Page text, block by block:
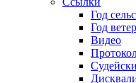
Год
Год
Видео